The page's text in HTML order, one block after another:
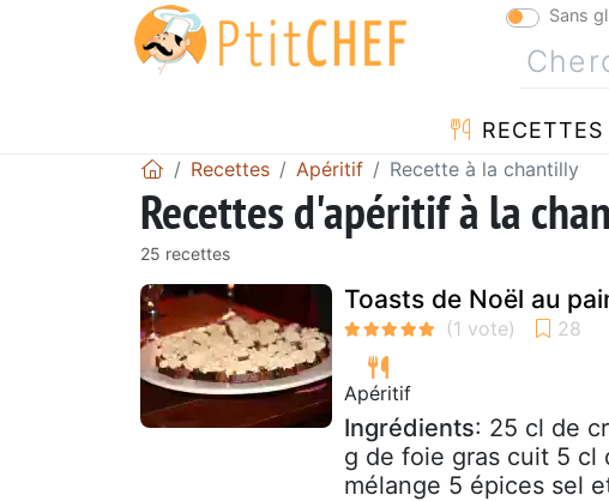
Sans
RECETTES
Recettes Apéritif Recette à la chantilly
Recettes d'apéritif à la
25 recettes
Toasts de Noël au
Apéritif
Ingrédients: 25 cl de
g de foie gras cuit 5 cl
mélange 5 épices sel